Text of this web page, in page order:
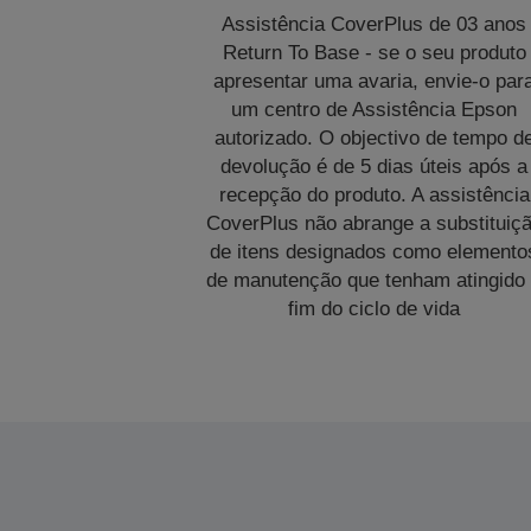
Assistência CoverPlus de 03 anos
Return To Base - se o seu produto
apresentar uma avaria, envie-o
um centro de Assistência Epson
autorizado. O objectivo de tempo
devolução é de 5 dias úteis após a
recepção do produto. A assistência
CoverPlus não abrange a
de itens designados como
de manutenção que tenham atingido
fim do ciclo de vida